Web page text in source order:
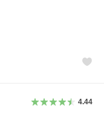
4.44